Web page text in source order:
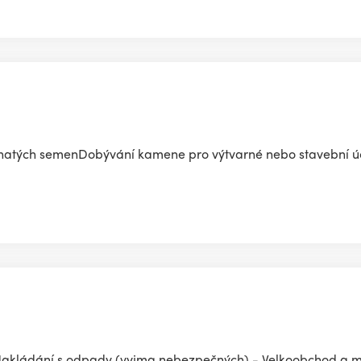
semenDobývání kamene pro výtvarné nebo stavební